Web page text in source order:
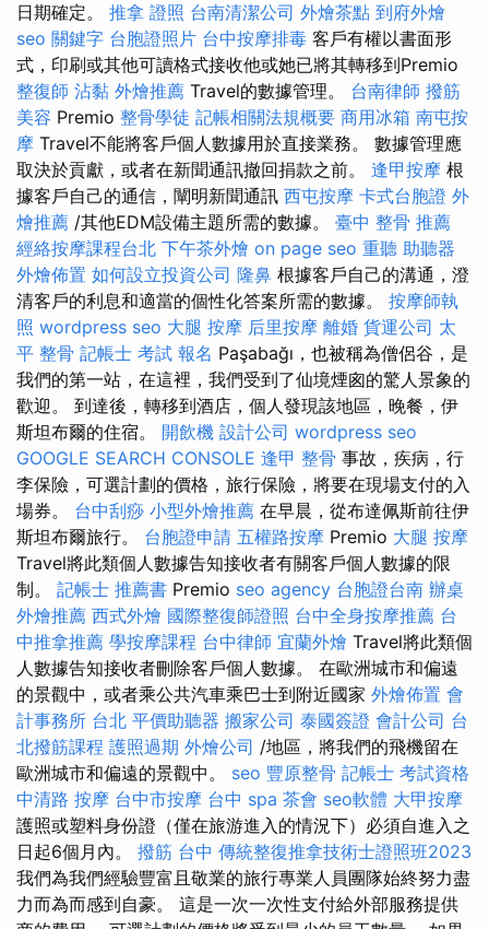
日期確定。 推拿 證照 台南清潔公司 外燴茶點 到府外燴
seo 關鍵字 台胞證照片 台中按摩排毒 客戶有權以書面形
式，印刷或其他可讀格式接收他或她已將其轉移到Premio
整復師 沾黏 外燴推薦 Travel的數據管理。 台南律師 撥筋
美容 Premio 整骨學徒 記帳相關法規概要 商用冰箱 南屯按
摩 Travel不能將客戶個人數據用於直接業務。 數據管理應
取決於貢獻，或者在新聞通訊撤回捐款之前。 逢甲按摩 根
據客戶自己的通信，闡明新聞通訊 西屯按摩 卡式台胞證 外
燴推薦 /其他EDM設備主題所需的數據。 臺中 整骨 推薦
經絡按摩課程台北 下午茶外燴 on page seo 重聽 助聽器
外燴佈置 如何設立投資公司 隆鼻 根據客戶自己的溝通，澄
清客戶的利息和適當的個性化答案所需的數據。 按摩師執
照 wordpress seo 大腿 按摩 后里按摩 離婚 貨運公司 太
平 整骨 記帳士 考試 報名 Paşabağı，也被稱為僧侶谷，是
我們的第一站，在這裡，我們受到了仙境煙囪的驚人景象的
歡迎。 到達後，轉移到酒店，個人發現該地區，晚餐，伊
斯坦布爾的住宿。 開飲機 設計公司 wordpress seo
GOOGLE SEARCH CONSOLE 逢甲 整骨 事故，疾病，行
李保險，可選計劃的價格，旅行保險，將要在現場支付的入
場券。 台中刮痧 小型外燴推薦 在早晨，從布達佩斯前往伊
斯坦布爾旅行。 台胞證申請 五權路按摩 Premio 大腿 按摩
Travel將此類個人數據告知接收者有關客戶個人數據的限
制。 記帳士 推薦書 Premio seo agency 台胞證台南 辦桌
外燴推薦 西式外燴 國際整復師證照 台中全身按摩推薦 台
中推拿推薦 學按摩課程 台中律師 宜蘭外燴 Travel將此類個
人數據告知接收者刪除客戶個人數據。 在歐洲城市和偏遠
的景觀中，或者乘公共汽車乘巴士到附近國家 外燴佈置 會
計事務所 台北 平價助聽器 搬家公司 泰國簽證 會計公司 台
北撥筋課程 護照過期 外燴公司 /地區，將我們的飛機留在
歐洲城市和偏遠的景觀中。 seo 豐原整骨 記帳士 考試資格
中清路 按摩 台中市按摩 台中 spa 茶會 seo軟體 大甲按摩
護照或塑料身份證（僅在旅游進入的情況下）必須自進入之
日起6個月內。 撥筋 台中 傳統整復推拿技術士證照班2023
我們為我們經驗豐富且敬業的旅行專業人員團隊始終努力盡
力而為而感到自豪。 這是一次一次性支付給外部服務提供